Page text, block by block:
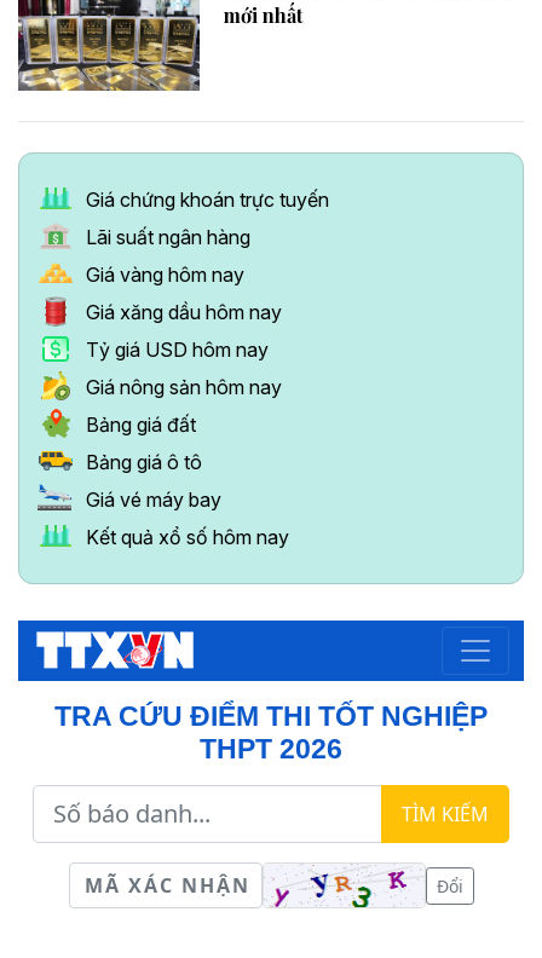
mới nhất
Giá chứng khoán trực tuyến
Lãi suất ngân hàng
Giá vàng hôm nay
Giá xăng dầu hôm nay
Tỷ giá USD hôm nay
Giá nông sản hôm nay
Bảng giá đất
Bảng giá ô tô
Giá vé máy bay
Kết quả xổ số hôm nay